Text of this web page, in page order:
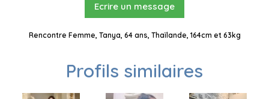
Ecrire un message
Rencontre Femme, Tanya, 64 ans, Thaïlande, 164cm et 63kg
Profils similaires